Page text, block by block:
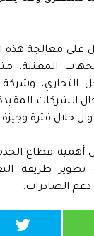
على معالجة هذه
المعنية،
التجاري،
الشركات
خلال فترة وجيزة.
إلى أهمية قطاع
تطوير طريقة
دعم الصادرات.